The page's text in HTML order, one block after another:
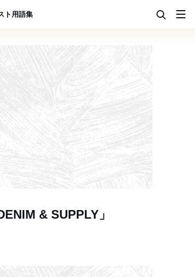
ト用語集
& SUPPLY」